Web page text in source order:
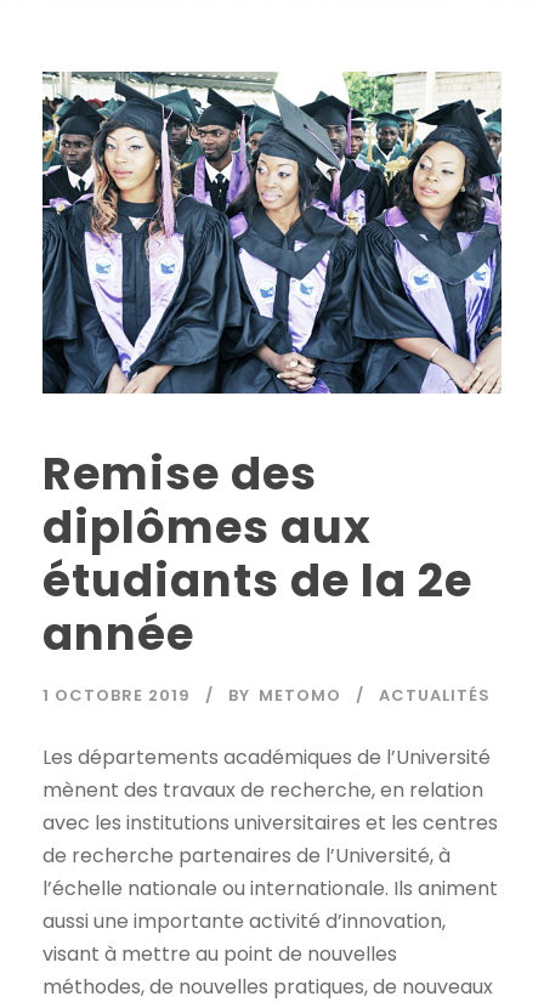
Remise des
diplômes aux
étudiants de la 2e
année
1 OCTOBRE 2019 BY METOMO ACTUALITÉS
Les départements académiques de l’Université
mènent des travaux de recherche, en relation
avec les institutions universitaires et les centres
de recherche partenaires de l’Université, à
l’échelle nationale ou internationale. Ils animent
aussi une importante activité d’innovation,
visant à mettre au point de nouvelles
méthodes, de nouvelles pratiques, de nouveaux